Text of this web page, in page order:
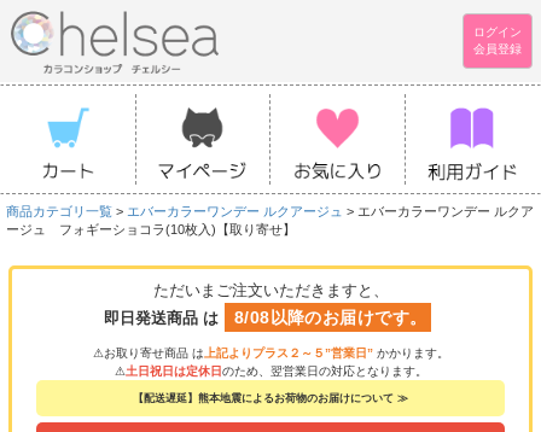
ログイン
会員登録
商品カテゴリ一覧 > エバーカラーワンデー ルクアージュ > エバーカラーワンデー ルクア
ージュ フォギーショコラ(10枚入)【取り寄せ】
ただいまご注文いただきますと、
即日発送商品 は
8/08以降のお届けです。
⚠お取り寄せ商品 は 上記よりプラス２～５”営業日” かかります。
⚠土日祝日は定休日のため、翌営業日の対応となります。
【配送遅延】熊本地震によるお荷物のお届けについて ≫